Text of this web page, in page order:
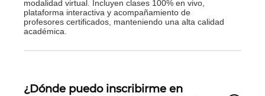
modalidad virtual. Incluyen clases 100% en vivo,
plataforma interactiva y acompañamiento de
profesores certificados, manteniendo una alta calidad
académica.
¿Dónde puedo inscribirme en